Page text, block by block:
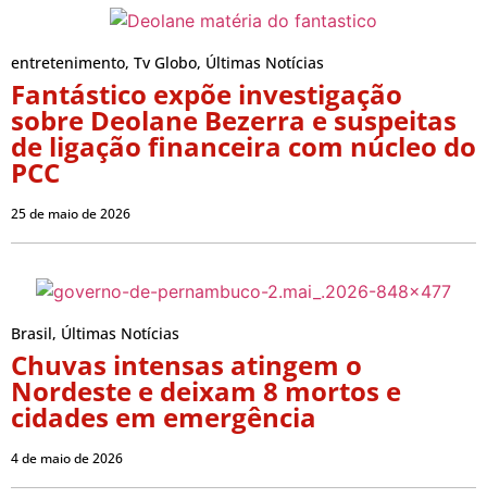
entretenimento, Tv Globo, Últimas Notícias
Fantástico expõe investigação
sobre Deolane Bezerra e suspeitas
de ligação financeira com núcleo do
PCC
25 de maio de 2026
Brasil, Últimas Notícias
Chuvas intensas atingem o
Nordeste e deixam 8 mortos e
cidades em emergência
4 de maio de 2026